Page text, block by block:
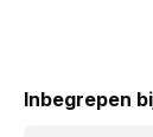
Inbegrepen